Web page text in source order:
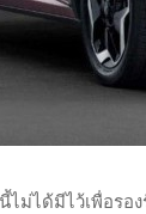
ไม่ได้มีไว้เพื่อร